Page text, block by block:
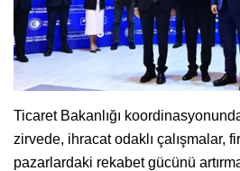
Ticaret Bakanlığı
zirvede, ihracat odaklı çalışmalar,
pazarlardaki rekabet gücünü